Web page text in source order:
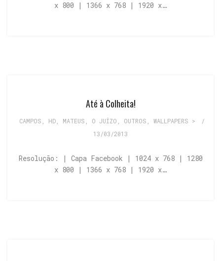
x 800 | 1366 x 768 | 1920 x…
Até à Colheita!
CAMPOS HD, MATEUS O JUÍZO OUTROS WALLPAPERS >
/
13/03/2013
Resolução: | Capa Facebook | 1024 x 768 | 1280
x 800 | 1366 x 768 | 1920 x…